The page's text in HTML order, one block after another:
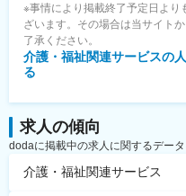
※事情により掲載終了予定日より
ざいます。その場合は当サイト
了承ください。
介護・福祉関連サービスの
る
求人の傾向
dodaに掲載中の求人に関するデー
介護・福祉関連サービス